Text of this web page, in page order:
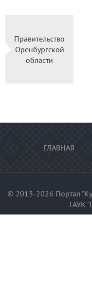
Правительство
Оренбургской
области
ГЛАВНАЯ
© 2013-2026 Портал
ГАУК